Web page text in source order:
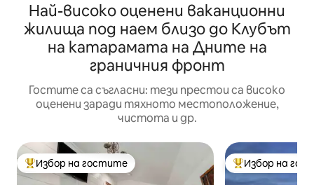
Най-високо оценени ваканционни
жилища под наем близо до Клубът
на катарамата на Дните на
граничния фронт
Гостите са съгласни: тези престои са високо
оценени заради тяхното местоположение,
чистота и др.
Най-популярен избор на гостите
Избор на гостите Най-популярен
Избор на